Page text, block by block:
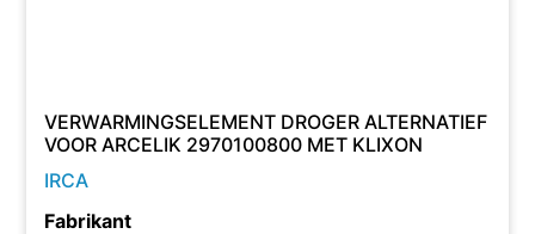
VERWARMINGSELEMENT DROGER ALTERNATIEF
VOOR ARCELIK 2970100800 MET KLIXON
IRCA
Fabrikant